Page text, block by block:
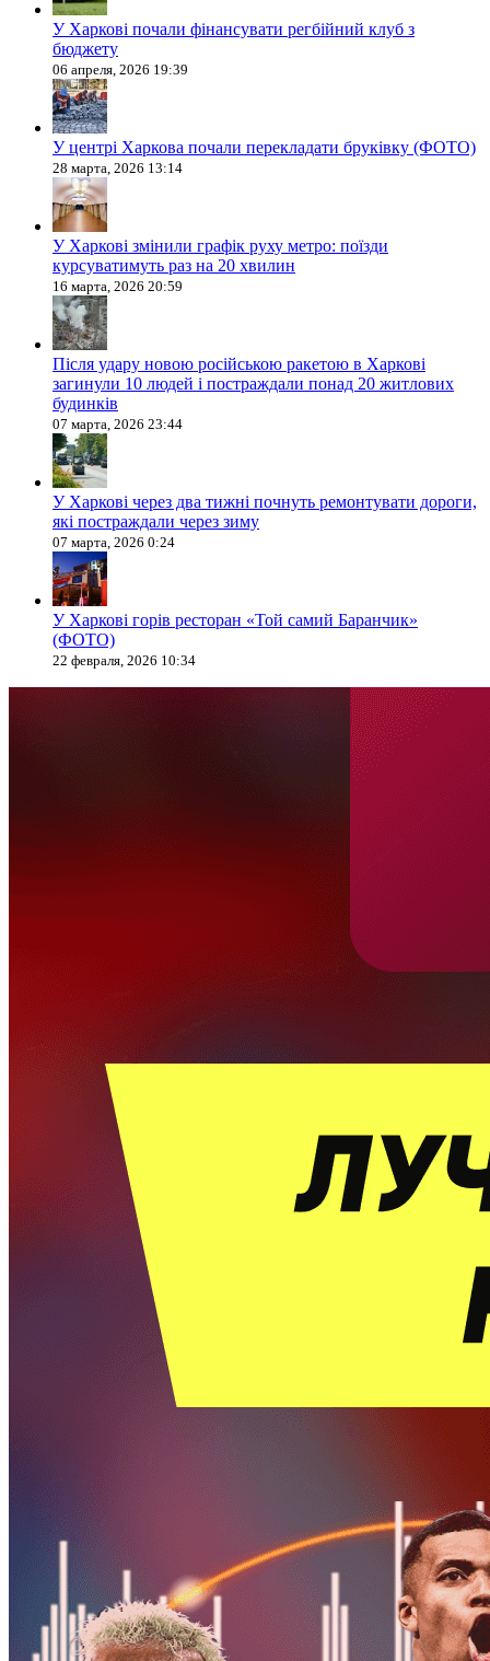
У Харкові почали фінансувати регбійний клуб з
бюджету
06 апреля, 2026 19:39
У центрі Харкова почали перекладати бруківку (ФОТО)
28 марта, 2026 13:14
У Харкові змінили графік руху метро: поїзди
курсуватимуть раз на 20 хвилин
16 марта, 2026 20:59
Після удару новою російською ракетою в Харкові
загинули 10 людей і постраждали понад 20 житлових
будинків
07 марта, 2026 23:44
У Харкові через два тижні почнуть ремонтувати дороги,
які постраждали через зиму
07 марта, 2026 0:24
У Харкові горів ресторан «Той самий Баранчик»
(ФОТО)
22 февраля, 2026 10:34